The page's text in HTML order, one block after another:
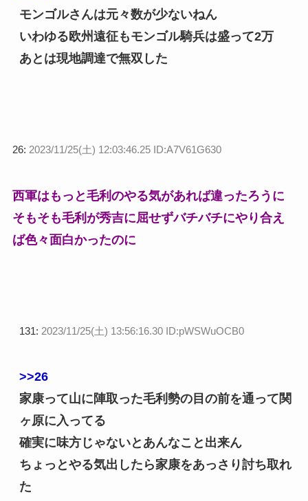
モンゴルさんは元々数が少ないねん
いわゆる欧州遠征もモンゴル騎兵は盛って2万
あとは現地調達で無双した
26: 2023/11/25(土) 12:03:46.25 ID:A7V61G630
西軍はもっと毛利のやる気があれば違ったろうに
そもそも毛利が秀吉に屈せずバチバチにやり合え
ば色々面白かったのに
131: 2023/11/25(土) 13:56:16.30 ID:pWSWuOCB0
>>26
家康って山に陣取った毛利勢の目の前を通って関
ヶ原に入ってる
確実に味方じゃないとあんなこと出来ん
ちょっとやる気出したら家康をあっさり討ち取れ
た